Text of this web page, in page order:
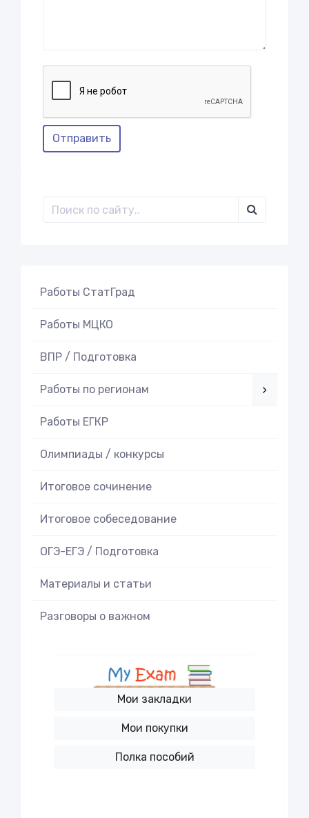
Отправить
Работы СтатГрад
Работы МЦКО
ВПР / Подготовка
Работы по регионам
Работы ЕГКР
Олимпиады / конкурсы
Итоговое cочинение
Итоговое cобеседование
ОГЭ-ЕГЭ / Подготовка
Материалы и статьи
Разговоры о важном
Мои закладки
Мои покупки
Полка пособий